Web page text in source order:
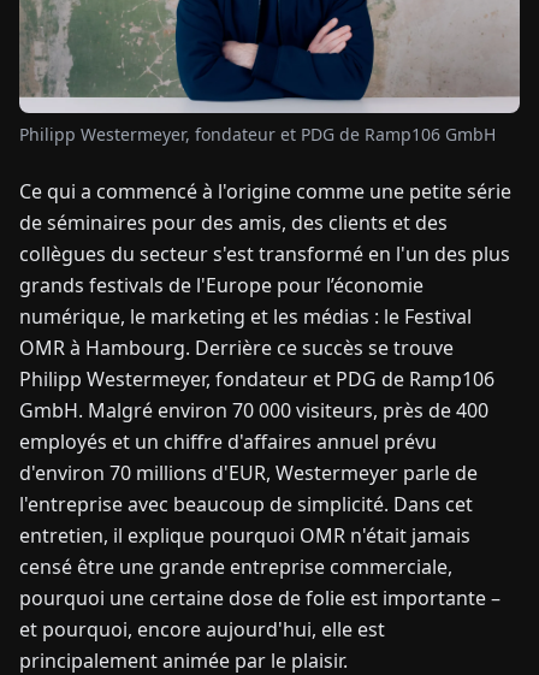
ENDEFR ESITNLPLHU
CONTACTEZ-
NOUS
Philipp Westermeyer, fondateur et PDG de Ramp106 GmbH
Ce qui a commencé à l'origine comme une petite série
de séminaires pour des amis, des clients et des
collègues du secteur s'est transformé en l'un des plus
grands festivals de l'Europe pour l’économie
numérique, le marketing et les médias : le Festival
OMR à Hambourg. Derrière ce succès se trouve
Philipp Westermeyer, fondateur et PDG de Ramp106
GmbH. Malgré environ 70 000 visiteurs, près de 400
employés et un chiffre d'affaires annuel prévu
d'environ 70 millions d'EUR, Westermeyer parle de
l'entreprise avec beaucoup de simplicité. Dans cet
entretien, il explique pourquoi OMR n'était jamais
censé être une grande entreprise commerciale,
pourquoi une certaine dose de folie est importante –
et pourquoi, encore aujourd'hui, elle est
principalement animée par le plaisir.